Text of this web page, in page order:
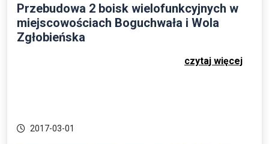
Przebudowa 2 boisk wielofunkcyjnych w
miejscowościach Boguchwała i Wola
Zgłobieńska
czytaj więcej
2017-03-01